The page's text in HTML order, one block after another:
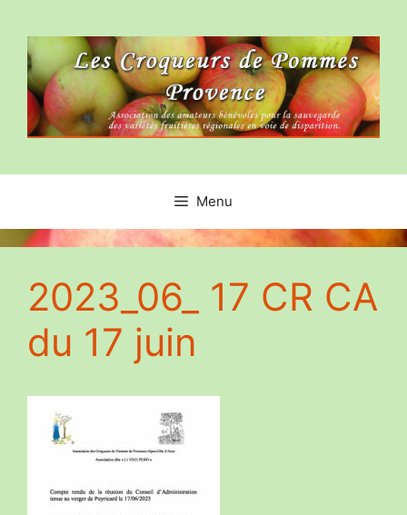
contenu
Menu
2023_06_ 17 CR CA
du 17 juin